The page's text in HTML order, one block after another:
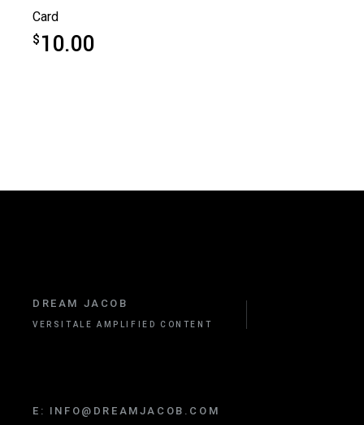
Card
$10.00
DREAM JACOB
VERSITALE AMPLIFIED CONTENT
E: INFO@DREAMJACOB.COM